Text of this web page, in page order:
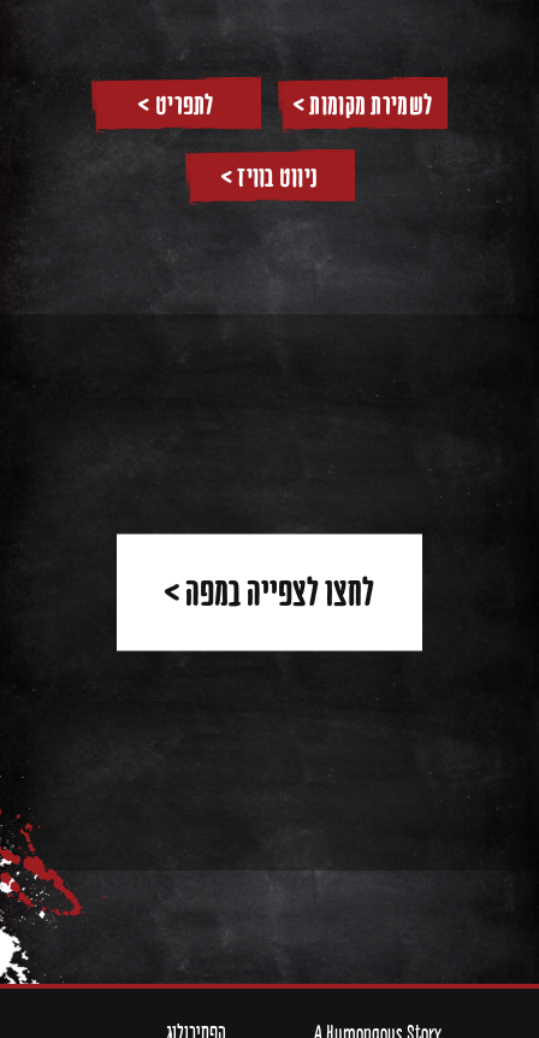
לשמירת מקומות >
לתפריט >
ניווט בוויז >
לחצו לצפייה במפה >